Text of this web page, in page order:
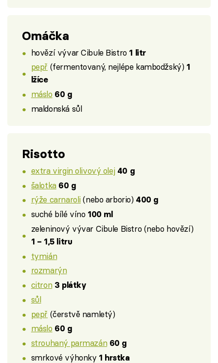
Omáčka
hovězí vývar Cibule Bistro 1 litr
pepř (fermentovaný, nejlépe kambodžský) 1
lžíce
máslo 60 g
maldonská sůl
Risotto
extra virgin olivový olej 40 g
šalotka 60 g
rýže carnaroli(nebo arborio) 400 g
suché bílé víno 100 ml
zeleninový vývar Cibule Bistro (nebo hovězí)
1 – 1,5 litru
tymián
rozmarýn
citron 3 plátky
sůl
pepř (čerstvě namletý)
máslo 60 g
strouhaný parmazán 60 g
smrkové výhonky 1 hrstka